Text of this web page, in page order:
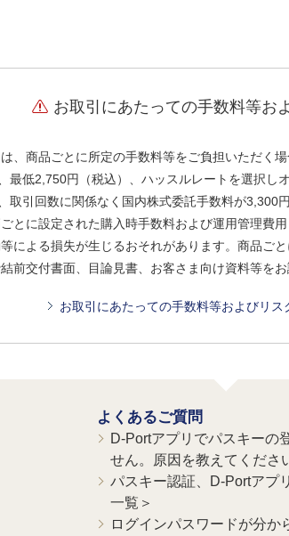
お取引にあたっての手数料等お
、商品ごとに所定の手数料等をご負担いただく
最低2,750円（税込）、ハッスルレートを選択し
取引回数に関係なく国内株式委託手数料が3,300
とに設定された購入時手数料および運用管理費用
による損失が生じるおそれがあります。商品ご
前交付書面、目論見書、お客さま向け資料等をお
お取引にあたっての手数料等およびリス
よくあるご質問
D-Portアプリでパスキーの
せん。原因を教えてくださ
パスキー認証、D-Portアプ
一覧＞
ログインパスワードが分か